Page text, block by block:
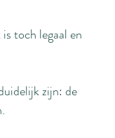
toch legaal en
zijn: de